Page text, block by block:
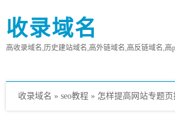
收录域名
高收录域名,历史建站域名,高外链域名,高反链域名,
收录域名 » seo教程 » 怎样提高网站专题